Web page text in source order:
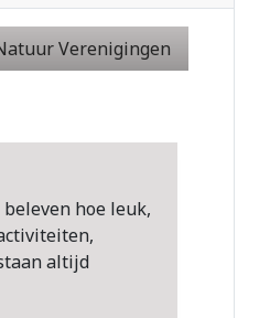
Verenigingen
hoe leuk,
altijd